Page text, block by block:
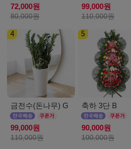
72,000원
80,000원
99,000원
110,000원
금전수(돈나무) G
99,000원
110,000원
4
축하 3단 B
90,000원
100,000원
5